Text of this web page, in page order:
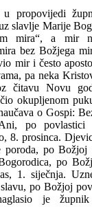
u propovijedi
slavlje Marije
mira“, a mir
bez Božjega
mir i često
pa neka
čitavu Novu
okupljenom
o Gospi:
po
8. prosinca.
po Božjoj
po
1. siječnja.
po Božjoj
je